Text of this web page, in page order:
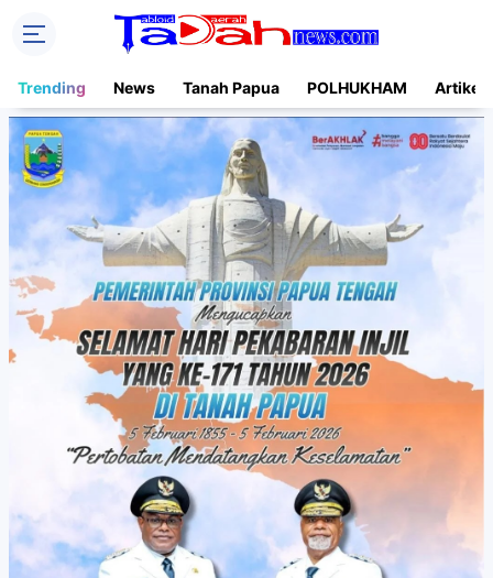
Trending News Tanah Papua POLHUKHAM Artikel